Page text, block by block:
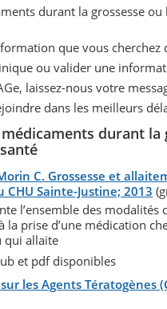
durant la grossesse ou
que vous cherchez
ou valider une
laissez-nous votre
dans les meilleurs
durant la
C. Grossesse et
Sainte-Justine; 2013
l’ensemble des
la prise d’une médication
qui allaite
et pdf disponibles
les Agents Tératogènes